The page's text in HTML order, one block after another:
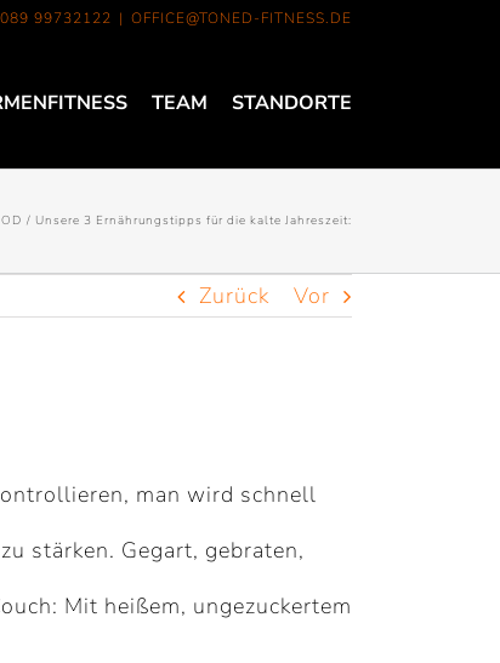
089 99732122 | OFFICE@TONED-FITNESS.DE
TEAM STANDORTE
Unsere 3 Ernährungstipps für die kalte Jahreszeit:
Zurück Vor
man wird schnell
stärken. Gegart, gebraten,
Mit heißem, ungezuckertem